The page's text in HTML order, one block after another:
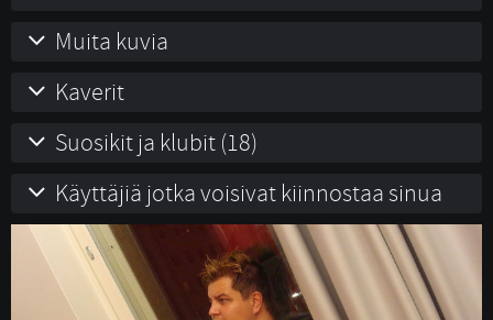
Muita kuvia
Kaverit
Suosikit ja klubit (18)
Käyttäjiä jotka voisivat kiinnostaa sinua